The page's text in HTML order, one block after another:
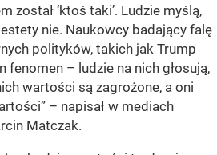
został ‘ktoś taki’. Ludzie myślą,
nie. Naukowcy badający falę
polityków, takich jak Trump
fenomen – ludzie na nich głosują,
wartości są zagrożone, a oni
– napisał w mediach
Matczak.